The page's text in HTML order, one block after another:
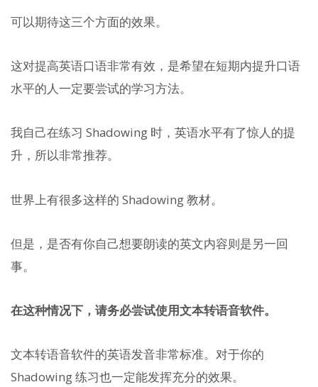
可以期待这三个方面的效果。
这对提高英语口语非常有效，是希望在短期内提升口语
水平的人一定要尝试的学习方法。
我自己在练习 Shadowing 时，英语水平有了惊人的提
升，所以非常推荐。
世界上有很多这样的 Shadowing 教材。
但是，是否有你自己想要朗读的英文内容则是另一回
事。
在这种情况下，请务必尝试使用文本转语音软件。
文本转语音软件的英语发音非常标准。对于你的
Shadowing 练习也一定能发挥充分的效果。